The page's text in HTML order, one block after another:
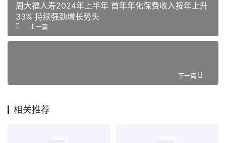
周大福人寿2024年上半年 首年年化保费收入按年上升
33% 持续强劲增长势头
上一篇
下一篇
相关推荐